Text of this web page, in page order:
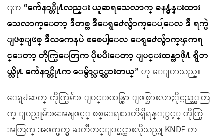
၎က “က်ေနာ္တို႔လည္း ယူဆရသေလာက္ ခန႔္မွန္းထား
သေလာက္ေတာ့ ဒီတစ္လ ဒီေရွ႕ေလွ်ာက္ေပါ့ေလ ဒီ ရက္ပဲ
ျဖစ္ျဖစ္ ဒီလကေနပဲ စစေပါ့ေလ ေရွ႕ေလွ်ာက္ၾကရ
င္ေတာ့ တိုက္ပြဲေတြက ပိုၿပီးေတာ့ ျပင္းထန္လာဖို႔ ရွိတ
ယ္လို႔ က်ေနာ္တို႔က ေမွ်ာ္လင့္ထားတယ္” ဟု ေျပာသည္။
ေရွ႕ဆက္ တိုက္ပြဲမ်ား ျပင္းထန္စြာ ျဖစ္ပြားလာႏိုင္သည့္အတြ
က္ ျပည္သူမ်ားအေနျဖင့္ စစ္ေရးသတိရွိရန္ႏွင့္ တိုက္ပြဲ
အတြက္ အဖက္ဖက္မွ ႀကိဳတင္ျပင္ဆင္ထားလိုသည္ဟု KNDF က